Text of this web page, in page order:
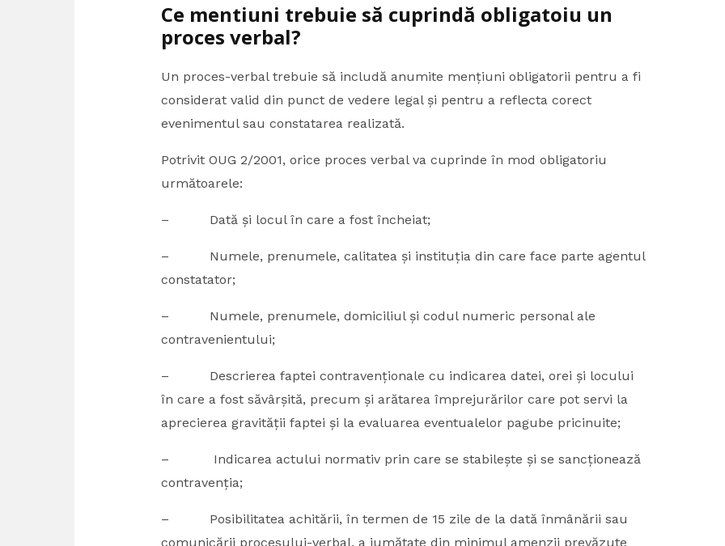
Ce mentiuni trebuie să cuprindă obligatoiu un
proces verbal?
Un proces-verbal trebuie să includă anumite mențiuni obligatorii pentru a fi
considerat valid din punct de vedere legal și pentru a reflecta corect
evenimentul sau constatarea realizată.
Potrivit OUG 2/2001, orice proces verbal va cuprinde în mod obligatoriu
următoarele:
– Dată și locul în care a fost încheiat;
– Numele, prenumele, calitatea și instituția din care face parte agentul
constatator;
– Numele, prenumele, domiciliul și codul numeric personal ale
contravenientului;
– Descrierea faptei contravenționale cu indicarea datei, orei și locului
în care a fost săvârșită, precum și arătarea împrejurărilor care pot servi la
aprecierea gravității faptei și la evaluarea eventualelor pagube pricinuite;
– Indicarea actului normativ prin care se stabilește și se sancționează
contravenția;
– Posibilitatea achitării, în termen de 15 zile de la dată înmânării sau
comunicării procesului-verbal, a jumătate din minimul amenzii prevăzute